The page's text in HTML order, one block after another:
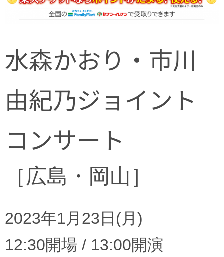
水森かおり・市川
由紀乃ジョイント
コンサート
［広島・岡山］
2023年1月23日(月)
12:30開場 / 13:00開演